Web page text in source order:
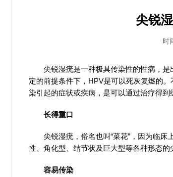
尖锐
时
尖锐湿疣是一种极具传染性的性病，
定的前提条件下，HPV是可以死灰复燃的
染引起的症状或疾病，是可以通过治疗得到
长得重口
尖锐湿疣，俗名也叫“菜花”，因为临
性、角化型、结节状及巨大型等各种形态的
容易传染